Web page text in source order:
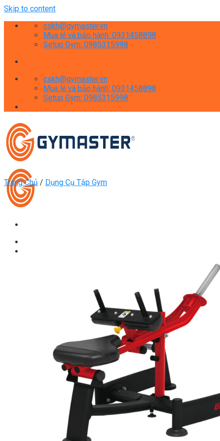
Skip to content
cskh@gymaster.vn
Mua lẻ và bảo hành: 0931458898
Setup Gym: 0985315998
cskh@gymaster.vn
Mua lẻ và bảo hành: 0931458898
Setup Gym: 0985315998
Máy Tập Thể Dục ( Cardio )
Máy Chạy Bộ
Xe Đạp Tập Thể Dục
Xe đạp ngồi có tựa lưng
Máy Trượt Tuyết
Máy Chèo Thuyền
Máy Leo Cầu Thang
Máy Rung Bụng
Máy tập phục hồi chức năng
Thiết Bị Phòng Gym chuyên dụng
Máy Khối Tập Với Cáp
Máy khối đa năng
Robot
Ghế Tập Đa Năng
Khung Tập Tạ Rời
Dàn Tập Thể Lực 360
Máy tập Home Gym
Trang Chủ / Dụng Cụ Tập Gym